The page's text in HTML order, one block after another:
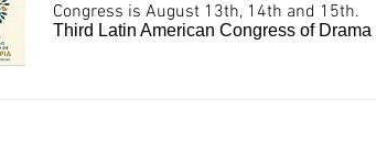
Congress is August 13th, 14th and 15th.
Third Latin American Congress of